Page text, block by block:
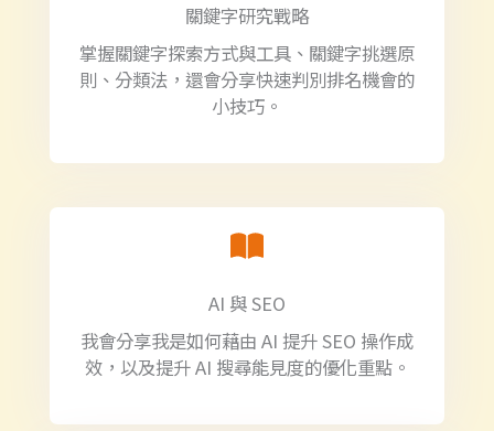
關鍵字研究戰略
掌握關鍵字探索方式與工具、關鍵字挑選原
則、分類法，還會分享快速判別排名機會的
小技巧。
AI 與 SEO
我會分享我是如何藉由 AI 提升 SEO 操作成
效，以及提升 AI 搜尋能見度的優化重點。